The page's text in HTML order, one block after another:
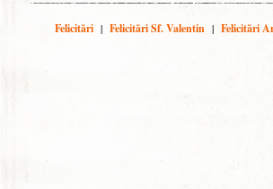
Felicitări | Felicitări Sf. Valentin | Felicitări